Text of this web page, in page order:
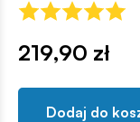
219,90 zł
Dodaj do